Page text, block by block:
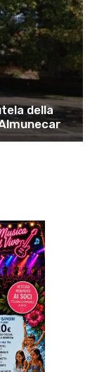
della